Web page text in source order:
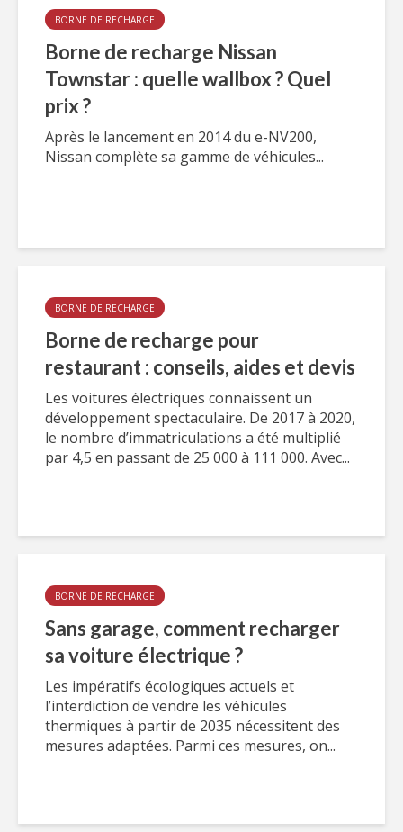
BORNE DE RECHARGE
Borne de recharge Nissan
Townstar : quelle wallbox ? Quel
prix ?
Après le lancement en 2014 du e-NV200,
Nissan complète sa gamme de véhicules...
BORNE DE RECHARGE
Borne de recharge pour
restaurant : conseils, aides et devis
Les voitures électriques connaissent un
développement spectaculaire. De 2017 à 2020,
le nombre d’immatriculations a été multiplié
par 4,5 en passant de 25 000 à 111 000. Avec...
BORNE DE RECHARGE
Sans garage, comment recharger
sa voiture électrique ?
Les impératifs écologiques actuels et
l’interdiction de vendre les véhicules
thermiques à partir de 2035 nécessitent des
mesures adaptées. Parmi ces mesures, on...